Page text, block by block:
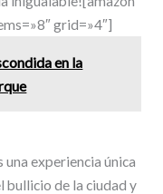
grid=»4″]
en la
una experiencia única
bullicio de la ciudad y